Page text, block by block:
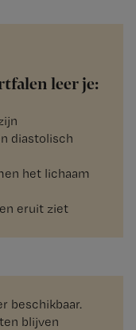
leer je:
diastolisch
het lichaam
eruit ziet
beschikbaar.
blijven